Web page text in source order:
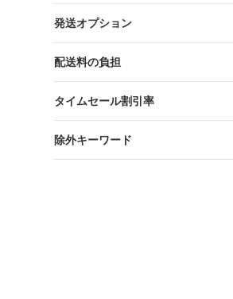
発送オプション
配送料の負担
タイムセール割引率
除外キーワード